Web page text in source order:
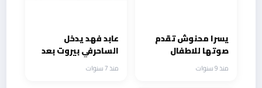
يسرا محنوش تقدم
صوتها للاطفال
منذ 9 سنوات
عابد فهد يدخل
الساحرفي بيروت بعد
انتهاء هوسمنذ 7 سنوات